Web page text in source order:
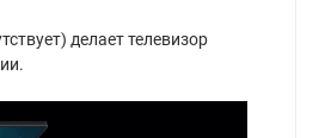
делает телевизор